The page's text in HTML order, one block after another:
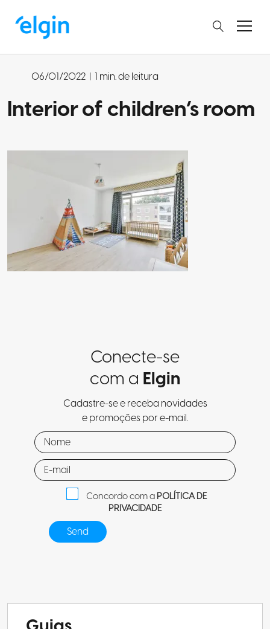
06/01/2022 | 1 min. de leitura
Interior of children’s room
Conecte-se
com a Elgin
Cadastre-se e receba novidades
e promoções por e-mail.
Concordo com aPOLÍTICA DE
PRIVACIDADE